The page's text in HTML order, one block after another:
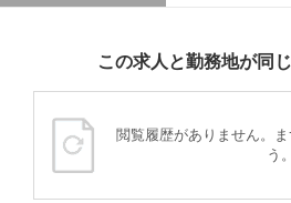
この求人と勤務地が同
閲覧履歴がありません。
う。